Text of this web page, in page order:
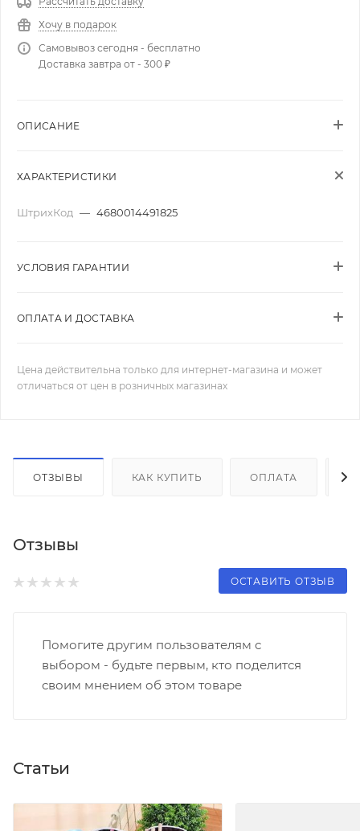
Хочу в подарок
Самовывоз сегодня - бесплатно
Доставка завтра от - 300 ₽
ОПИСАНИЕ
ХАРАКТЕРИСТИКИ
ШтрихКод — 4680014491825
УСЛОВИЯ ГАРАНТИИ
ОПЛАТА И ДОСТАВКА
Цена действительна только для интернет-магазина и может
отличаться от цен в розничных магазинах
ОТЗЫВЫ КАК КУПИТЬ ОПЛАТА
Отзывы
ОСТАВИТЬ ОТЗЫВ
Помогите другим пользователям с
выбором - будьте первым, кто поделится
своим мнением об этом товаре
Статьи